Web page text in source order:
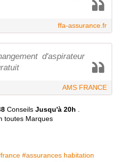
ffa-assurance.fr
d'aspirateur
AMS FRANCE
Conseils Jusqu'à 20h
toutes Marques
#assurances habitation